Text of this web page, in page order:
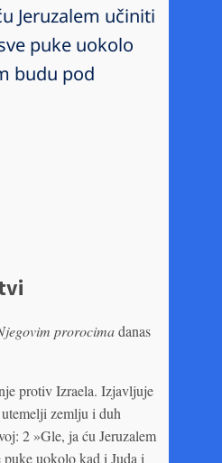
Jeruzalem učiniti
puke uokolo
budu pod
prorocimadanas
protiv Izraela. Izjavljuje
zemlju i duh
2 »Gle, ja ću Jeruzalem
uokolo kad i Juda i